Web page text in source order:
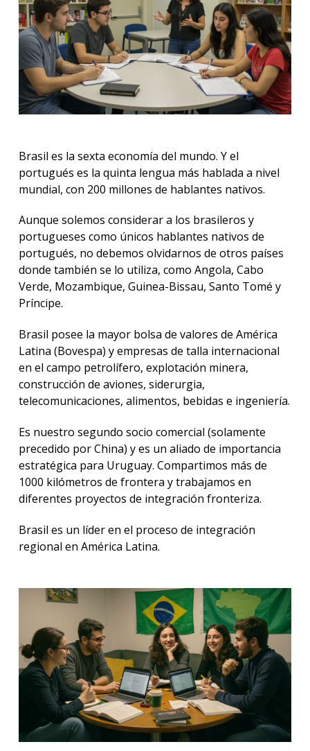
inglés
para
Brasil es la sexta economía del mundo. Y el
portugués es la quinta lengua más hablada a nivel
mundial, con 200 millones de hablantes nativos.
Aunque solemos considerar a los brasileros y
portugueses como únicos hablantes nativos de
portugués, no debemos olvidarnos de otros países
donde también se lo utiliza, como Angola, Cabo
Verde, Mozambique, Guinea-Bissau, Santo Tomé y
Príncipe.
Brasil posee la mayor bolsa de valores de América
Latina (Bovespa) y empresas de talla internacional
en el campo petrolífero, explotación minera,
construcción de aviones, siderurgia,
telecomunicaciones, alimentos, bebidas e ingeniería.
Es nuestro segundo socio comercial (solamente
precedido por China) y es un aliado de importancia
estratégica para Uruguay. Compartimos más de
1000 kilómetros de frontera y trabajamos en
diferentes proyectos de integración fronteriza.
Brasil es un líder en el proceso de integración
regional en América Latina.